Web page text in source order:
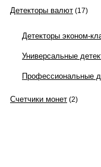
Детекторы валют (17)
Детекторы эконом-
Универсальные
Профессиональные
Счетчики монет (2)